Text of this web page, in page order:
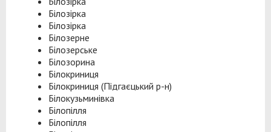
Білозірка
Білозірка
Білозерне
Білозерське
Білозорина
Білокриниця
Білокриниця (Підгаєцький р-н)
Білокузьминівка
Білопілля
Білопілля